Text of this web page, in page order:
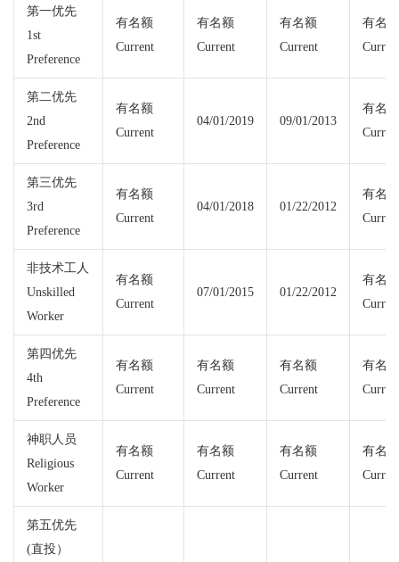
第一优先
1st
Preference
有名额
Current
有名额
Current
有名额
Current
有名额
第二优先
2nd
Preference
有名额
Current
04/01/2019 09/01/2013
有名额
第三优先
3rd
Preference
有名额
Current
04/01/2018 01/22/2012
有名额
非技术工人
Unskilled
Worker
有名额
Current
07/01/2015 01/22/2012
有名额
第四优先
4th
Preference
有名额
Current
有名额
Current
有名额
Current
有名额
神职人员
Religious
Worker
有名额
Current
有名额
Current
有名额
Current
有名额
第五优先
(直投）